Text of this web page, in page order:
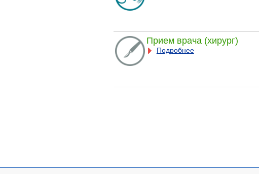
Прием врача (хирург)
Подробнее